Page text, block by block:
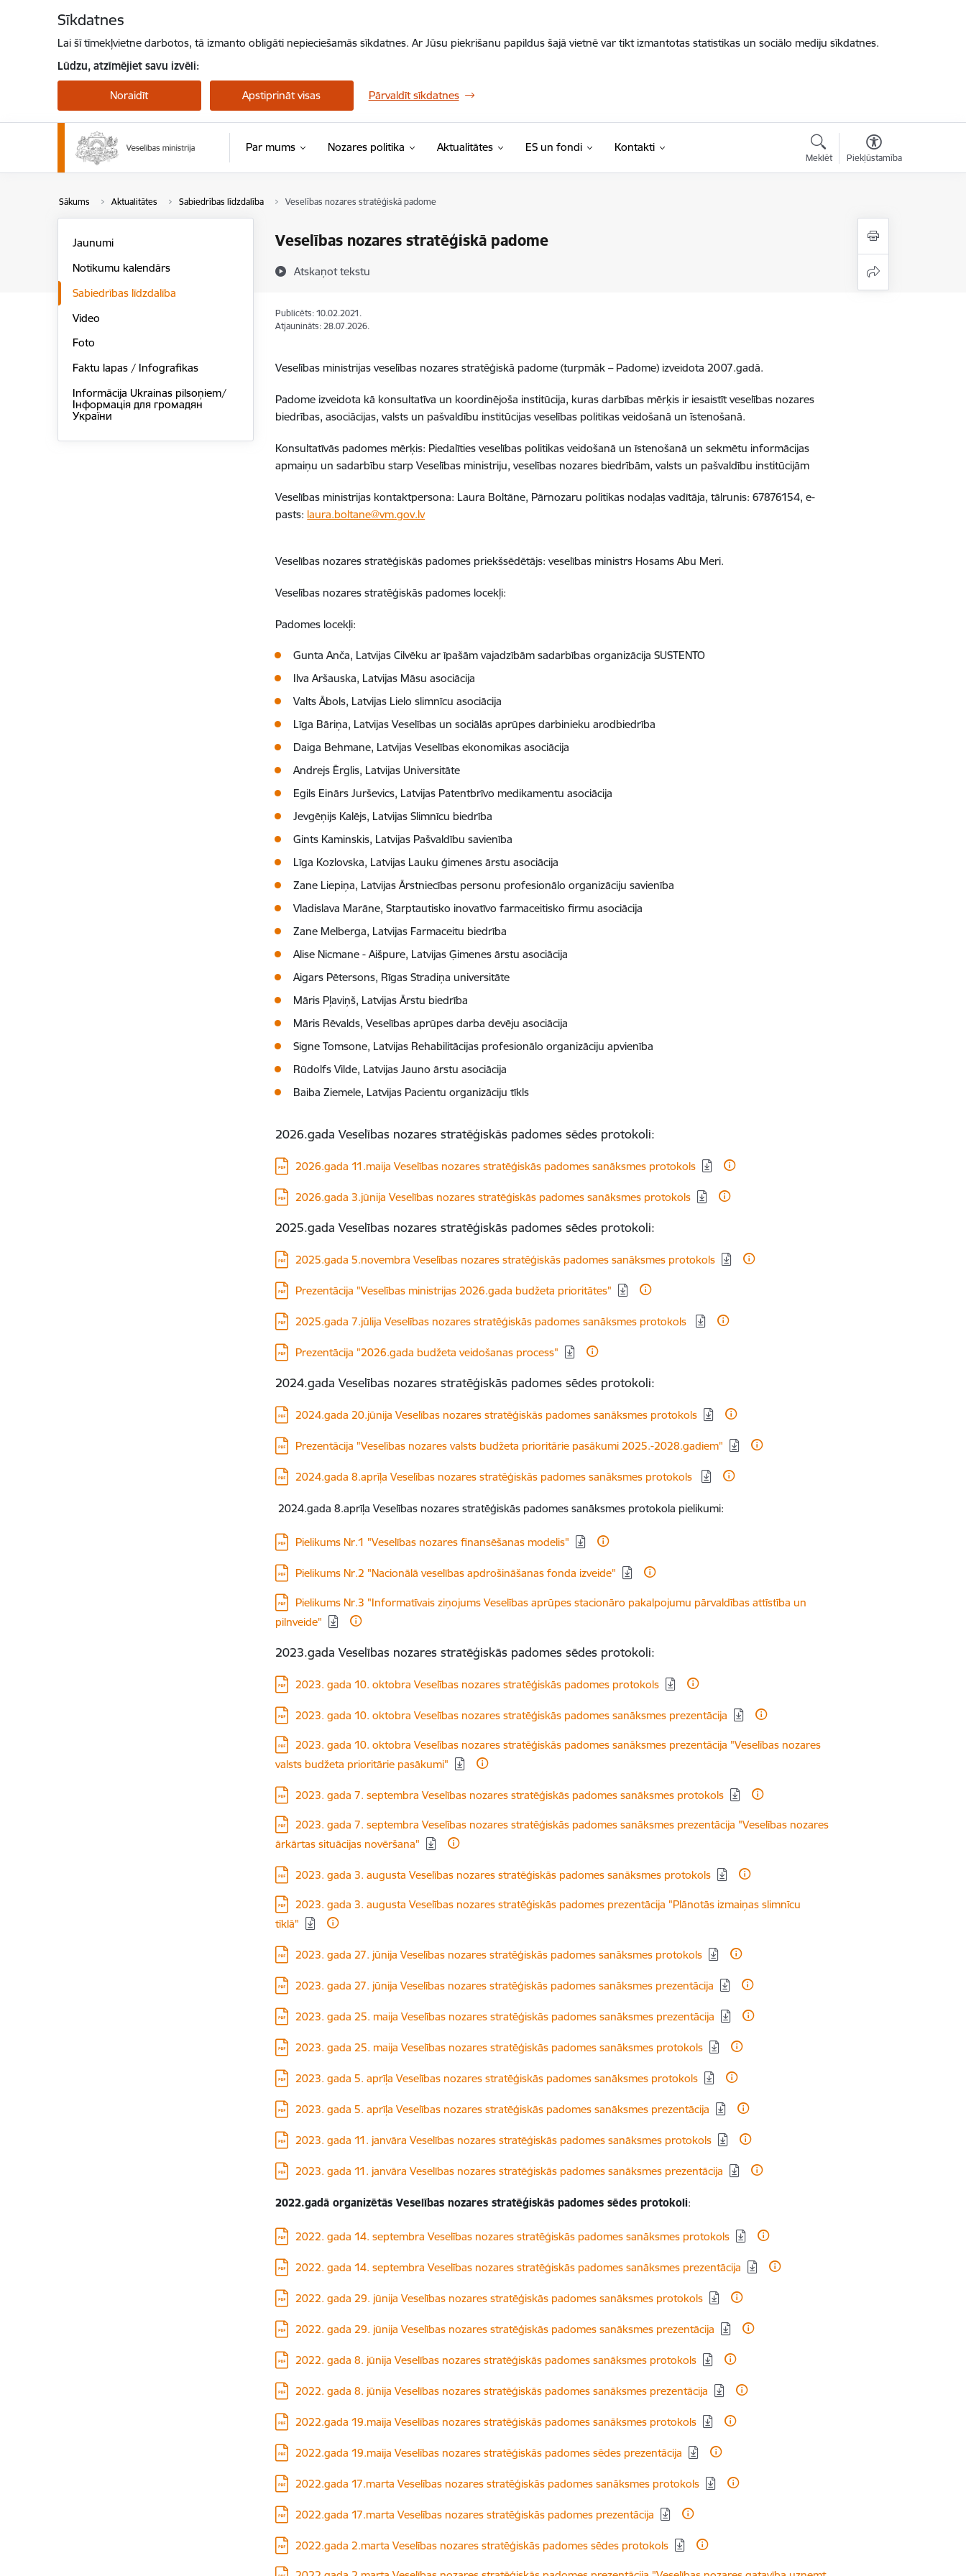
Sīkdatnes
Lai šī tīmekļvietne darbotos, tā izmanto obligāti nepieciešamās sīkdatnes. Ar Jūsu piekrišanu papildus šajā vietnē var tikt izmantotas statistikas un sociālo mediju sīkdatnes.
Lūdzu, atzīmējiet savu izvēli:
Noraidīt Apstiprināt visas Pārvaldīt sīkdatnes
Par mums Nozares politika Aktualitātes ES un fondi Kontakti
Meklēt Piekļūstamība
Sākums Aktualitātes Sabiedrības līdzdalība Veselības nozares stratēģiskā padome
Veselības nozares stratēģiskā padome
Atskaņot tekstu
Jaunumi
Notikumu kalendārs
Sabiedrības līdzdalība
Video
Foto
Faktu lapas / Infografikas
Informācija Ukrainas pilsoņiem/
Інформація для громадян
України
Publicēts: 10.02.2021.
Atjaunināts: 28.07.2026.
Veselības ministrijas veselības nozares stratēģiskā padome (turpmāk – Padome) izveidota 2007.gadā.
Padome izveidota kā konsultatīva un koordinējoša institūcija, kuras darbības mērķis ir iesaistīt veselības nozares
biedrības, asociācijas, valsts un pašvaldību institūcijas veselības politikas veidošanā un īstenošanā.
Konsultatīvās padomes mērķis: Piedalīties veselības politikas veidošanā un īstenošanā un sekmētu informācijas
apmaiņu un sadarbību starp Veselības ministriju, veselības nozares biedrībām, valsts un pašvaldību institūcijām
Veselības ministrijas kontaktpersona: Laura Boltāne, Pārnozaru politikas nodaļas vadītāja, tālrunis: 67876154, e-
pasts: laura.boltane@vm.gov.lv
Veselības nozares stratēģiskās padomes priekšsēdētājs: veselības ministrs Hosams Abu Meri.
Veselības nozares stratēģiskās padomes locekļi:
Padomes locekļi:
Gunta Anča, Latvijas Cilvēku ar īpašām vajadzībām sadarbības organizācija SUSTENTO
Ilva Aršauska, Latvijas Māsu asociācija
Valts Ābols, Latvijas Lielo slimnīcu asociācija
Līga Bāriņa, Latvijas Veselības un sociālās aprūpes darbinieku arodbiedrība
Daiga Behmane, Latvijas Veselības ekonomikas asociācija
Andrejs Ērglis, Latvijas Universitāte
Egils Einārs Jurševics, Latvijas Patentbrīvo medikamentu asociācija
Jevgēņijs Kalējs, Latvijas Slimnīcu biedrība
Gints Kaminskis, Latvijas Pašvaldību savienība
Līga Kozlovska, Latvijas Lauku ģimenes ārstu asociācija
Zane Liepiņa, Latvijas Ārstniecības personu profesionālo organizāciju savienība
Vladislava Marāne, Starptautisko inovatīvo farmaceitisko firmu asociācija
Zane Melberga, Latvijas Farmaceitu biedrība
Alise Nicmane - Aišpure, Latvijas Ģimenes ārstu asociācija
Aigars Pētersons, Rīgas Stradiņa universitāte
Māris Pļaviņš, Latvijas Ārstu biedrība
Māris Rēvalds, Veselības aprūpes darba devēju asociācija
Signe Tomsone, Latvijas Rehabilitācijas profesionālo organizāciju apvienība
Rūdolfs Vilde, Latvijas Jauno ārstu asociācija
Baiba Ziemele, Latvijas Pacientu organizāciju tīkls
2026.gada Veselības nozares stratēģiskās padomes sēdes protokoli:
Lejupielādēt:
2026.gada 11.maija Veselības nozares stratēģiskās padomes sanāksmes protokols
Lejupielādēt:
2026.gada 3.jūnija Veselības nozares stratēģiskās padomes sanāksmes protokols
2025.gada Veselības nozares stratēģiskās padomes sēdes protokoli:
Lejupielādēt:
2025.gada 5.novembra Veselības nozares stratēģiskās padomes sanāksmes protokols
Lejupielādēt:
Prezentācija "Veselības ministrijas 2026.gada budžeta prioritātes"
Lejupielādēt:
2025.gada 7.jūlija Veselības nozares stratēģiskās padomes sanāksmes protokols
Lejupielādēt:
Prezentācija "2026.gada budžeta veidošanas process"
2024.gada Veselības nozares stratēģiskās padomes sēdes protokoli:
Lejupielādēt:
2024.gada 20.jūnija Veselības nozares stratēģiskās padomes sanāksmes protokols
Lejupielādēt:
Prezentācija "Veselības nozares valsts budžeta prioritārie pasākumi 2025.-2028.gadiem"
Lejupielādēt:
2024.gada 8.aprīļa Veselības nozares stratēģiskās padomes sanāksmes protokols
2024.gada 8.aprīļa Veselības nozares stratēģiskās padomes sanāksmes protokola pielikumi:
Lejupielādēt:
Pielikums Nr.1 "Veselības nozares finansēšanas modelis"
Lejupielādēt:
Pielikums Nr.2 "Nacionālā veselības apdrošināšanas fonda izveide"
Lejupielādēt:
Pielikums Nr.3 "Informatīvais ziņojums Veselības aprūpes stacionāro pakalpojumu pārvaldības attīstība un
pilnveide"
2023.gada Veselības nozares stratēģiskās padomes sēdes protokoli:
Lejupielādēt:
2023. gada 10. oktobra Veselības nozares stratēģiskās padomes protokols
Lejupielādēt:
2023. gada 10. oktobra Veselības nozares stratēģiskās padomes sanāksmes prezentācija
Lejupielādēt:
2023. gada 10. oktobra Veselības nozares stratēģiskās padomes sanāksmes prezentācija "Veselības nozares
valsts budžeta prioritārie pasākumi"
Lejupielādēt:
2023. gada 7. septembra Veselības nozares stratēģiskās padomes sanāksmes protokols
Lejupielādēt:
2023. gada 7. septembra Veselības nozares stratēģiskās padomes sanāksmes prezentācija "Veselības nozares
ārkārtas situācijas novēršana"
Lejupielādēt:
2023. gada 3. augusta Veselības nozares stratēģiskās padomes sanāksmes protokols
Lejupielādēt:
2023. gada 3. augusta Veselības nozares stratēģiskās padomes prezentācija "Plānotās izmaiņas slimnīcu
tīklā"
Lejupielādēt:
2023. gada 27. jūnija Veselības nozares stratēģiskās padomes sanāksmes protokols
Lejupielādēt:
2023. gada 27. jūnija Veselības nozares stratēģiskās padomes sanāksmes prezentācija
Lejupielādēt:
2023. gada 25. maija Veselības nozares stratēģiskās padomes sanāksmes prezentācija
Lejupielādēt:
2023. gada 25. maija Veselības nozares stratēģiskās padomes sanāksmes protokols
Lejupielādēt:
2023. gada 5. aprīļa Veselības nozares stratēģiskās padomes sanāksmes protokols
Lejupielādēt:
2023. gada 5. aprīļa Veselības nozares stratēģiskās padomes sanāksmes prezentācija
Lejupielādēt:
2023. gada 11. janvāra Veselības nozares stratēģiskās padomes sanāksmes protokols
Lejupielādēt:
2023. gada 11. janvāra Veselības nozares stratēģiskās padomes sanāksmes prezentācija
2022.gadā organizētās Veselības nozares stratēģiskās padomes sēdes protokoli:
Lejupielādēt:
2022. gada 14. septembra Veselības nozares stratēģiskās padomes sanāksmes protokols
Lejupielādēt:
2022. gada 14. septembra Veselības nozares stratēģiskās padomes sanāksmes prezentācija
Lejupielādēt:
2022. gada 29. jūnija Veselības nozares stratēģiskās padomes sanāksmes protokols
Lejupielādēt:
2022. gada 29. jūnija Veselības nozares stratēģiskās padomes sanāksmes prezentācija
Lejupielādēt:
2022. gada 8. jūnija Veselības nozares stratēģiskās padomes sanāksmes protokols
Lejupielādēt:
2022. gada 8. jūnija Veselības nozares stratēģiskās padomes sanāksmes prezentācija
Lejupielādēt:
2022.gada 19.maija Veselības nozares stratēģiskās padomes sanāksmes protokols
Lejupielādēt:
2022.gada 19.maija Veselības nozares stratēģiskās padomes sēdes prezentācija
Lejupielādēt:
2022.gada 17.marta Veselības nozares stratēģiskās padomes sanāksmes protokols
Lejupielādēt:
2022.gada 17.marta Veselības nozares stratēģiskās padomes prezentācija
Lejupielādēt:
2022.gada 2.marta Veselības nozares stratēģiskās padomes sēdes protokols